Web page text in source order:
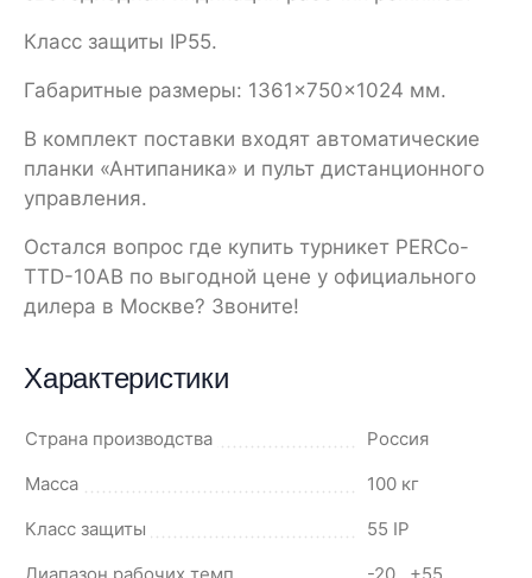
Класс защиты IP55.
Габаритные размеры: 1361×750×1024 мм.
В комплект поставки входят автоматические
планки «Антипаника» и пульт дистанционного
управления.
Остался вопрос где купить турникет PERCo-
TTD-10AB по выгодной цене у официального
дилера в Москве? Звоните!
Характеристики
Страна производства
Россия
Масса
100 кг
Класс защиты
55 IP